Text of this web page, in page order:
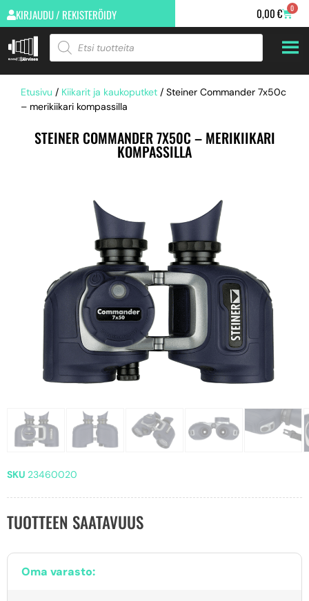
KIRJAUDU / REKISTERÖIDY 0,00€ 0
Etusivu / Kiikarit ja kaukoputket / Steiner Commander 7x50c
– merikiikari kompassilla
STEINER COMMANDER 7X50C – MERIKIIKARI
KOMPASSILLA
SKU 23460020
TUOTTEEN SAATAVUUS
Oma varasto: